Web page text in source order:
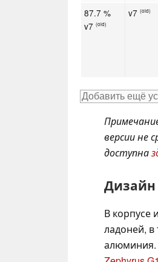
87.7 %
v7(old)
v7(old)
версии не
доступна
Дизайн
В корпусе
ладоней,
алюминия.